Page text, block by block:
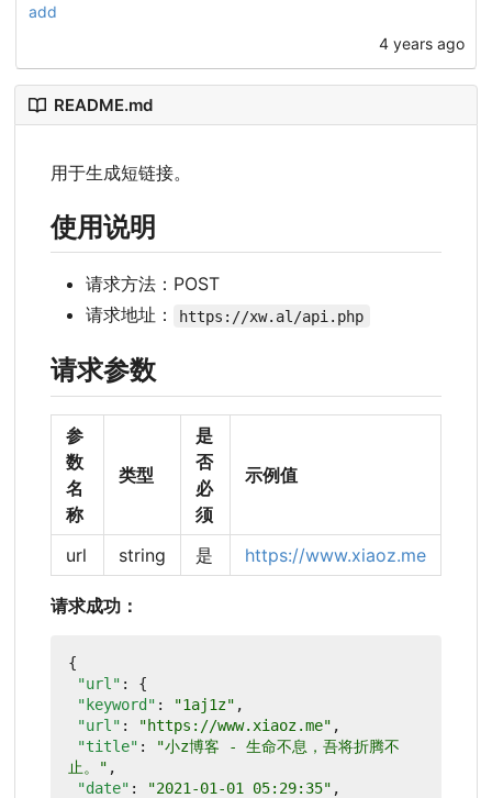
add
4 years ago
README.md
用于生成短链接。
使用说明
请求方法：POST
请求地址：
https://xw.al/api.php
请求参数
参
数
名
称
类型
是
否
必
须
示例值
url string 是 https://www.xiaoz.me
请求成功：
{
"url" :
{
"keyword" : "1aj1z" ,
"url" : "https://www.xiaoz.me" ,
"title" :
"小z博客 - 生命不息，吾将折腾不
止。" ,
"date" : "2021-01-01 05:29:35" ,